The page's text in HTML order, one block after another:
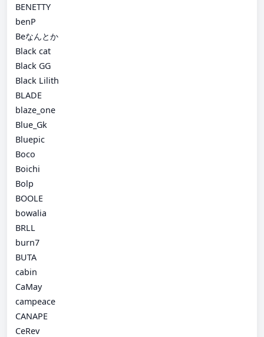
BENETTY
benP
Beなんとか
Black cat
Black GG
Black Lilith
BLADE
blaze_one
Blue_Gk
Bluepic
Boco
Boichi
Bolp
BOOLE
bowalia
BRLL
burn7
BUTA
cabin
CaMay
campeace
CANAPE
CeRev